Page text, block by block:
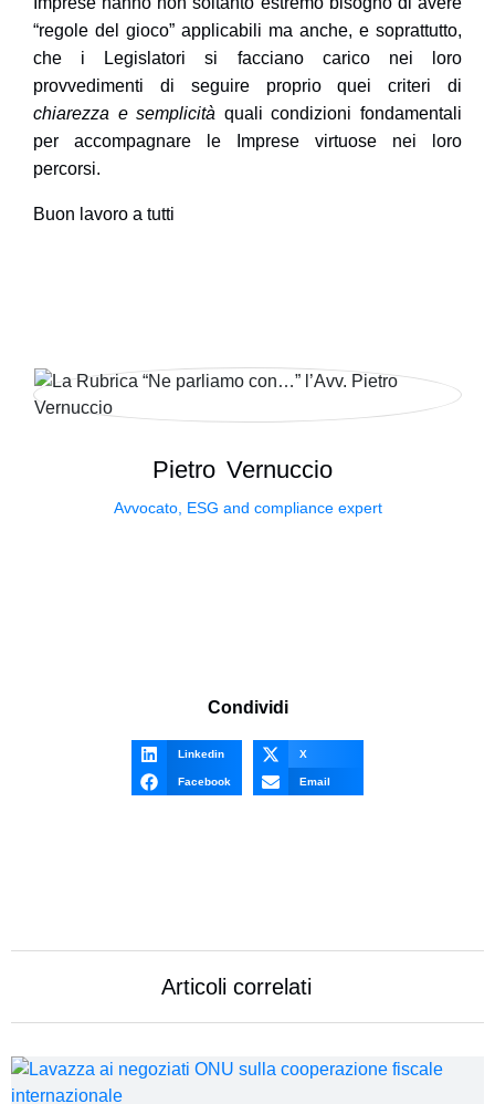
“regole del gioco” applicabili ma anche, e soprattutto,
che i Legislatori si facciano carico nei loro
provvedimenti di seguire proprio quei criteri di
chiarezza e semplicità quali condizioni fondamentali
per accompagnare le Imprese virtuose nei loro
percorsi.
Buon lavoro a tutti
Pietro Vernuccio
Avvocato, ESG and compliance expert
Condividi
Linkedin X
Facebook Email
Articoli correlati